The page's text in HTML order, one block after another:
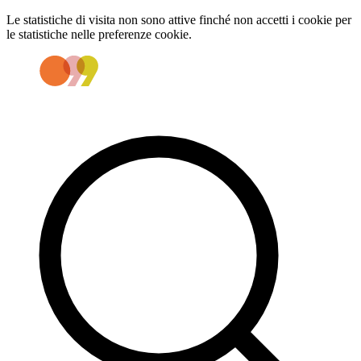
Le statistiche di visita non sono attive finché non accetti i cookie per
le statistiche nelle preferenze cookie.